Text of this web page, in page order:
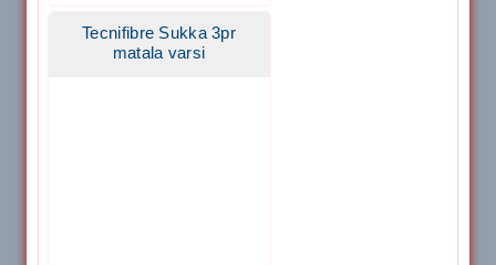
Tecnifibre Sukka 3pr
matala varsi